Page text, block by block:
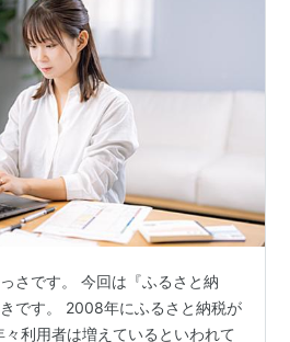
さです。 今回は『ふるさと納
です。 2008年にふるさと納税が
利用者は増えているといわれて